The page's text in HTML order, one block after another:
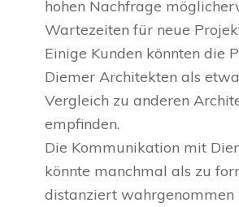
hohen Nachfrage
Wartezeiten für neue
Einige Kunden könnten die
Diemer Architekten als
Vergleich zu anderen
empfinden.
Die Kommunikation mit
könnte manchmal als zu
distanziert wahrgenommen